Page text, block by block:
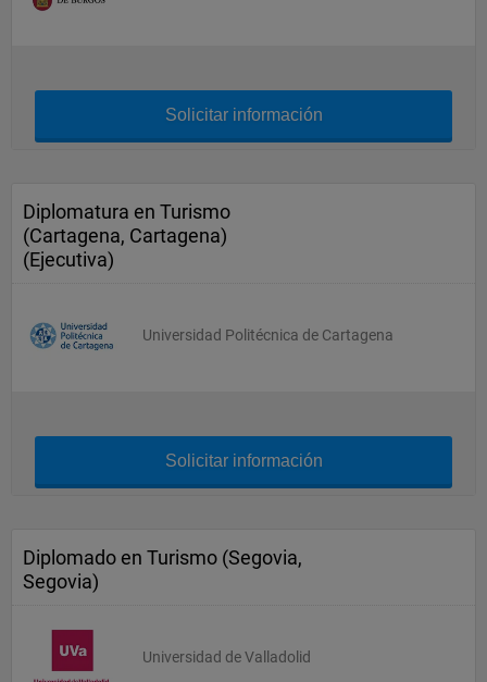
Solicitar información
Diplomatura en Turismo
(Cartagena, Cartagena)
(Ejecutiva)
Universidad Politécnica de Cartagena
Solicitar información
Diplomado en Turismo (Segovia,
Segovia)
Universidad de Valladolid